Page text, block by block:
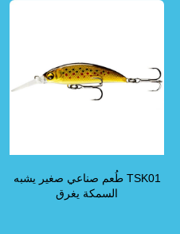
TSK01 طُعم صناعي صغير يشبه
السمكة يغرق